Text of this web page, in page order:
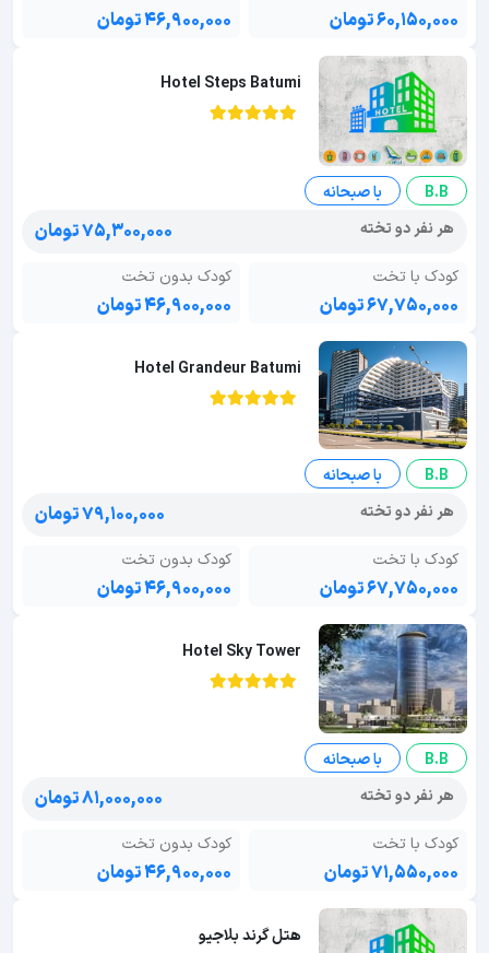
۶۰,۱۵۰,۰۰۰ تومان ۴۶,۹۰۰,۰۰۰ تومان
Hotel Steps Batumi
B.B
با صبحانه
هر نفر دو تخته
۷۵,۳۰۰,۰۰۰ تومان
کودک با تخت
۶۷,۷۵۰,۰۰۰ تومان
کودک بدون تخت
۴۶,۹۰۰,۰۰۰ تومان
Hotel Grandeur Batumi
B.B
با صبحانه
هر نفر دو تخته
۷۹,۱۰۰,۰۰۰ تومان
کودک با تخت
۶۷,۷۵۰,۰۰۰ تومان
کودک بدون تخت
۴۶,۹۰۰,۰۰۰ تومان
Hotel Sky Tower
B.B
با صبحانه
هر نفر دو تخته
۸۱,۰۰۰,۰۰۰ تومان
کودک با تخت
۷۱,۵۵۰,۰۰۰ تومان
کودک بدون تخت
۴۶,۹۰۰,۰۰۰ تومان
هتل گرند بلاجیو